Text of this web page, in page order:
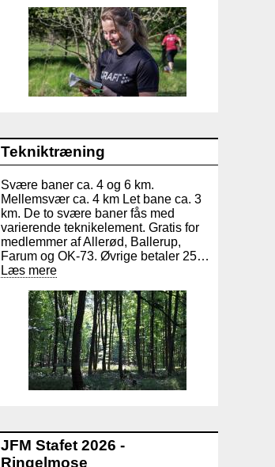
Tekniktræning
Svære baner ca. 4 og 6 km.
Mellemsvær ca. 4 km Let bane ca. 3
km. De to svære baner fås med
varierende teknikelement. Gratis for
medlemmer af Allerød, Ballerup,
Farum og OK-73. Øvrige betaler 25…
Læs mere
JFM Stafet 2026 -
Ringelmose